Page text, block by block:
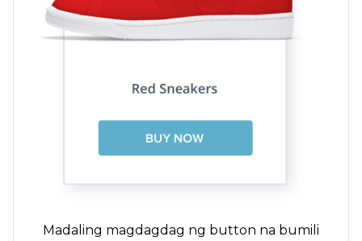
Madaling magdagdag ng button na bumili